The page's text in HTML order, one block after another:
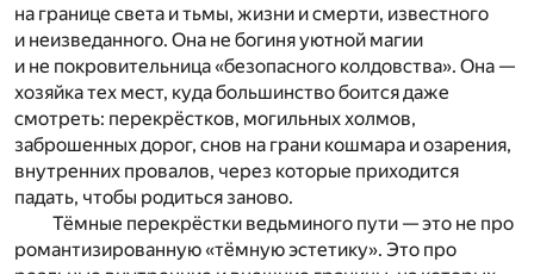
на границе света и тьмы, жизни и смерти, известного
и неизведанного. Она не богиня уютной магии
и не покровительница «безопасного колдовства». Она —
хозяйка тех мест, куда большинство боится даже
смотреть: перекрёстков, могильных холмов,
заброшенных дорог, снов на грани кошмара и озарения,
внутренних провалов, через которые приходится
падать, чтобы родиться заново.
Тёмные перекрёстки ведьминого пути — это не про
романтизированную «тёмную эстетику». Это про